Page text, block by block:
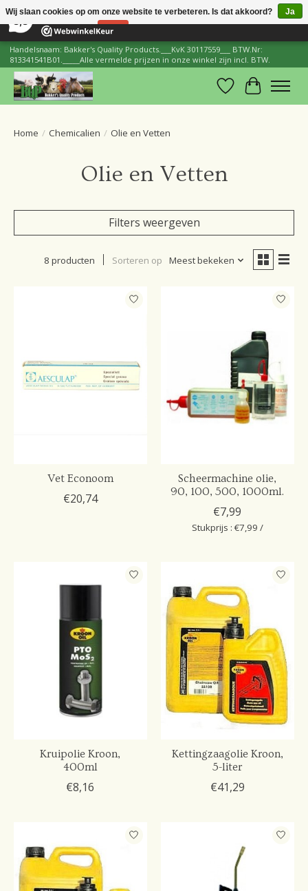
206 Reviews ×
Handelsnaam: Bakker's Quality Products.___KvK 30117559___ BTW.Nr:
813341541B01._____Alle vermelde prijzen in onze winkel zijn incl. BTW.
Verlanglijst
Home / Chemicalien / Olie en Vetten
Olie en Vetten
Filters weergeven
8 producten Sorteren op Meest bekeken
Vet Econoom
€20,74
Scheermachine olie,
90, 100, 500, 1000ml.
€7,99
Stukprijs : €7,99 /
Kruipolie Kroon,
400ml
€8,16
Kettingzaagolie Kroon,
5-liter
€41,29
Wij slaan cookies op om onze website te verbeteren. Is dat akkoord?
Ja
Nee